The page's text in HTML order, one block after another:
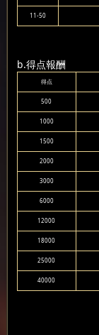
11-50
b.得点報酬
得点
500
1000
1500
2000
3000
6000
12000
18000
25000
40000